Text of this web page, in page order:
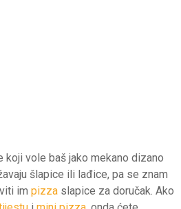
vole baš jako mekano dizano
šlapice ili lađice, pa se znam
im pizza slapice za doručak. Ako